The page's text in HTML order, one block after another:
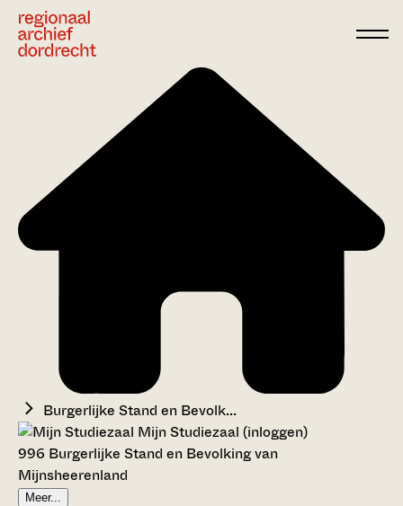
Burgerlijke Stand en Bevolk...
Mijn Studiezaal (inloggen)
996 Burgerlijke Stand en Bevolking van
Mijnsheerenland
Meer...